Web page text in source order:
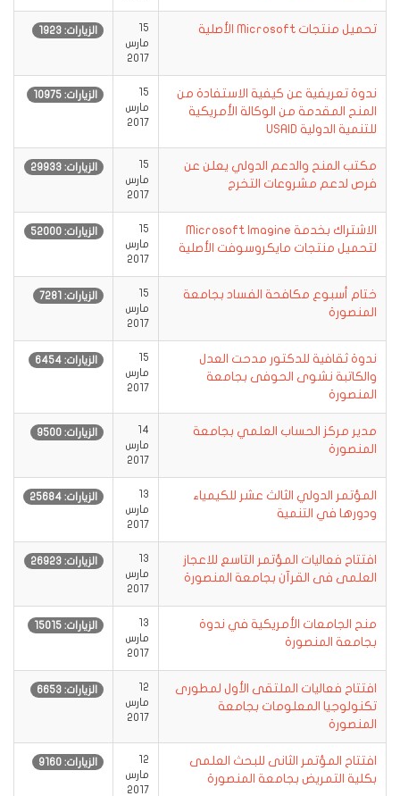
تحميل منتجات Microsoft الأصلية
15
مارس
2017
الزيارات: 1923
ندوة تعريفية عن كيفية الاستفادة من
المنح المقدمة من الوكالة الأمريكية
للتنمية الدولية USAID
15
مارس
2017
الزيارات: 10975
مكتب المنح والدعم الدولي يعلن عن
فرص لدعم مشروعات التخرج
15
مارس
2017
الزيارات: 29933
الاشتراك بخدمة Microsoft Imagine
لتحميل منتجات مايكروسوفت الأصلية
15
مارس
2017
الزيارات: 52000
ختام أسبوع مكافحة الفساد بجامعة
المنصورة
15
مارس
2017
الزيارات: 7281
ندوة ثقافية للدكتور مدحت العدل
والكاتبة نشوى الحوفى بجامعة
المنصورة
15
مارس
2017
الزيارات: 6454
مدير مركز الحساب العلمي بجامعة
المنصورة
14
مارس
2017
الزيارات: 9500
المؤتمر الدولي الثالث عشر للكيمياء
ودورها في التنمية
13
مارس
2017
الزيارات: 25684
افتتاح فعاليات المؤتمر التاسع للاعجاز
العلمى فى القرآن بجامعة المنصورة
13
مارس
2017
الزيارات: 26923
منح الجامعات الأمريكية في ندوة
بجامعة المنصورة
13
مارس
2017
الزيارات: 15015
افتتاح فعاليات الملتقى الأول لمطورى
تكنولوجيا المعلومات بجامعة
المنصورة
12
مارس
2017
الزيارات: 6653
افتتاح المؤتمر الثانى للبحث العلمى
بكلية التمريض بجامعة المنصورة
12
مارس
2017
الزيارات: 9160